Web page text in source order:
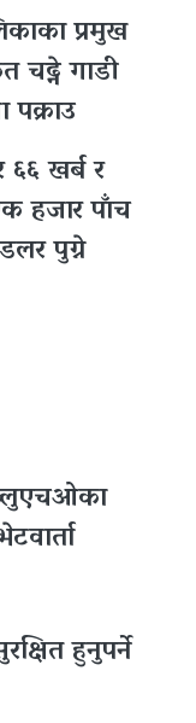
प्रमुख
चढ्ने गाडी
६६ खर्ब र
हजार पाँच
पुग्ने
हुनुपर्ने